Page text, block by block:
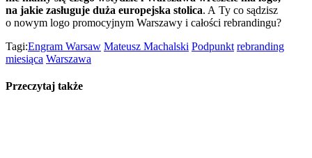
na jakie zasługuje duża europejska stolica. A Ty co sądzisz
o nowym logo promocyjnym Warszawy i całości rebrandingu?
Tagi:Engram Warsaw Mateusz Machalski Podpunkt rebranding
miesiąca Warszawa
Przeczytaj także